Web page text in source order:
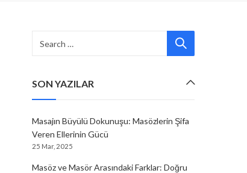
SON YAZILAR
Masajın Büyülü Dokunuşu: Masözlerin Şifa
Veren Ellerinin Gücü
25 Mar, 2025
Masöz ve Masör Arasındaki Farklar: Doğru